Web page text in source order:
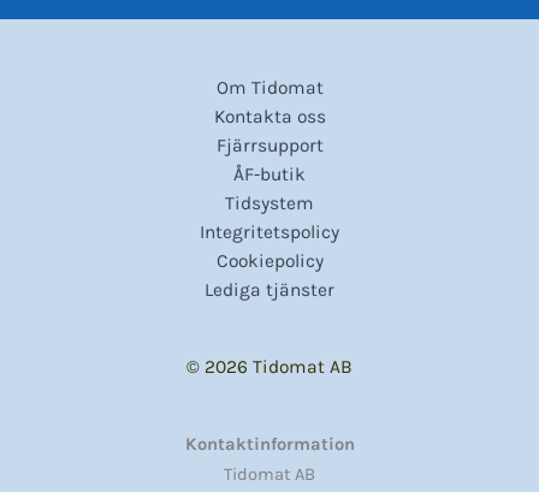
Om Tidomat
Kontakta oss
Fjärrsupport
ÅF-butik
Tidsystem
Integritetspolicy
Cookiepolicy
Lediga tjänster
© 2026 Tidomat AB
Kontaktinformation
Tidomat AB